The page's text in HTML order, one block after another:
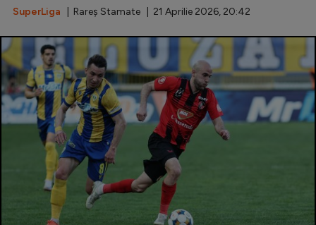
SuperLiga | Rareș Stamate | 21 Aprilie 2026, 20:42